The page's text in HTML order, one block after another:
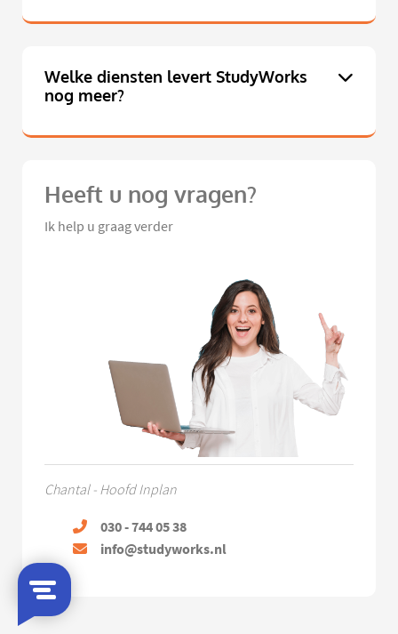
Welke diensten levert StudyWorks
nog meer?
Heeft u nog vragen?
Ik help u graag verder
Chantal - Hoofd Inplan
030 - 744 05 38
info@studyworks.nl